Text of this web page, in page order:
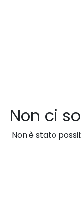
Non ci
Non è stato